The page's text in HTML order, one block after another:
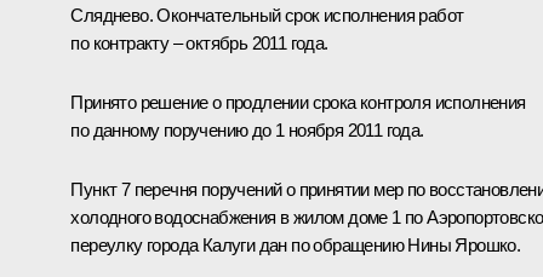
Сляднево. Окончательный срок исполнения работ
по контракту – октябрь 2011 года.
Принято решение о продлении срока контроля исполнения
по данному поручению до 1 ноября 2011 года.
Пункт 7 перечня поручений о принятии мер по
холодного водоснабжения в жилом доме 1 по
переулку города Калуги дан по обращению Нины Ярошко.